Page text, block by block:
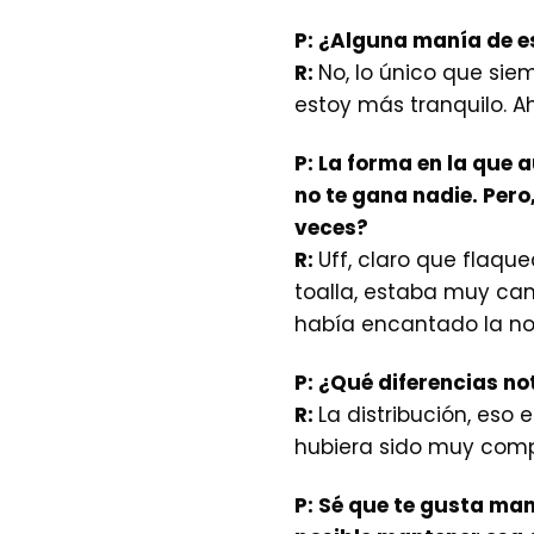
P: ¿Alguna manía de
R: No, lo único que
estoy más tranquilo.
P: La forma en la que
no te gana nadie.
veces?
R: Uff, claro que
toalla, estaba muy
había encantado la
P: ¿Qué diferencias
R: La distribución, eso
hubiera sido muy
P: Sé que te gusta